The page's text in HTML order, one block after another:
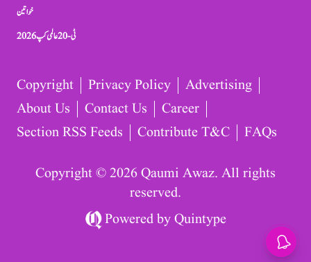
خواتین
ٹی-20 عالمی کپ 2026
Copyright Privacy Policy
Advertising
About Us
Contact Us
Career
Section RSS Feeds
Contribute T&C FAQs
Copyright © 2026 Qaumi Awaz. All rights
reserved.
Powered byQuintype